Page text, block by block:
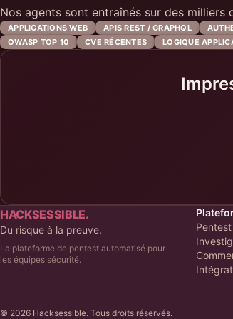
Nos agents sont entraînés sur des
APPLICATIONS WEB APIS REST / GRAPHQL
OWASP TOP 10
CVE RÉCENTES LOGIQUE
HACKSESSIBLE.
Du risque à la preuve.
La plateforme de pentest automatisé pour
les équipes sécurité.
© 2026 Hacksessible. Tous droits réservés.